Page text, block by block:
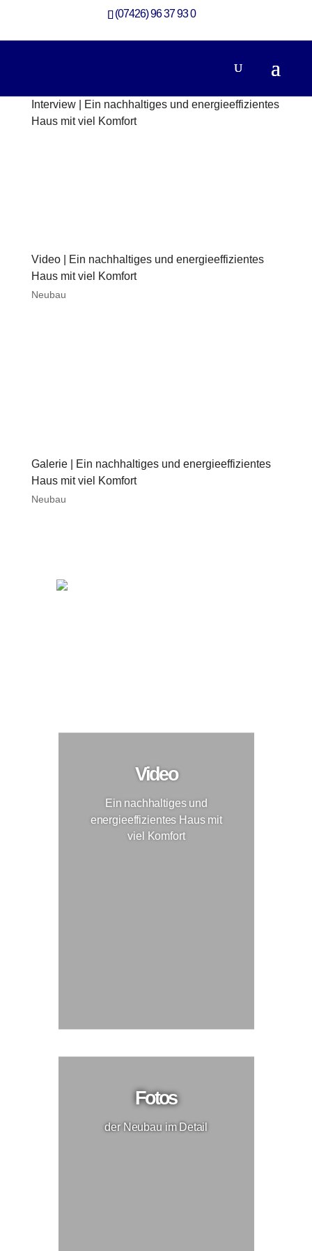
(07426) 96 37 93 0
Interview | Ein nachhaltiges und energieeffizientes
Haus mit viel Komfort
Video | Ein nachhaltiges und energieeffizientes
Haus mit viel Komfort
Neubau
Galerie | Ein nachhaltiges und energieeffizientes
Haus mit viel Komfort
Neubau
Video
Ein nachhaltiges und
energieeffizientes Haus mit
viel Komfort
Fotos
der Neubau im Detail